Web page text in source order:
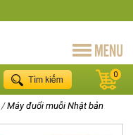
0
/ Máy đuổi muỗi Nhật bản